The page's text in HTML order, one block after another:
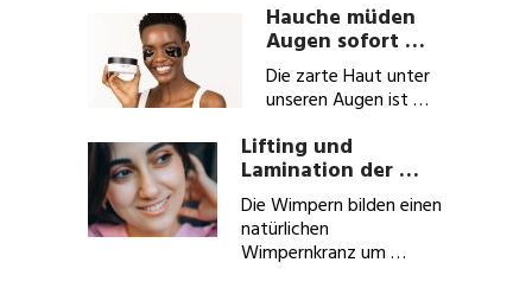
Hauche müden
Augen sofort …
Die zarte Haut unter
unseren Augen ist …
Lifting und
Lamination der …
Die Wimpern bilden einen
natürlichen
Wimpernkranz um …